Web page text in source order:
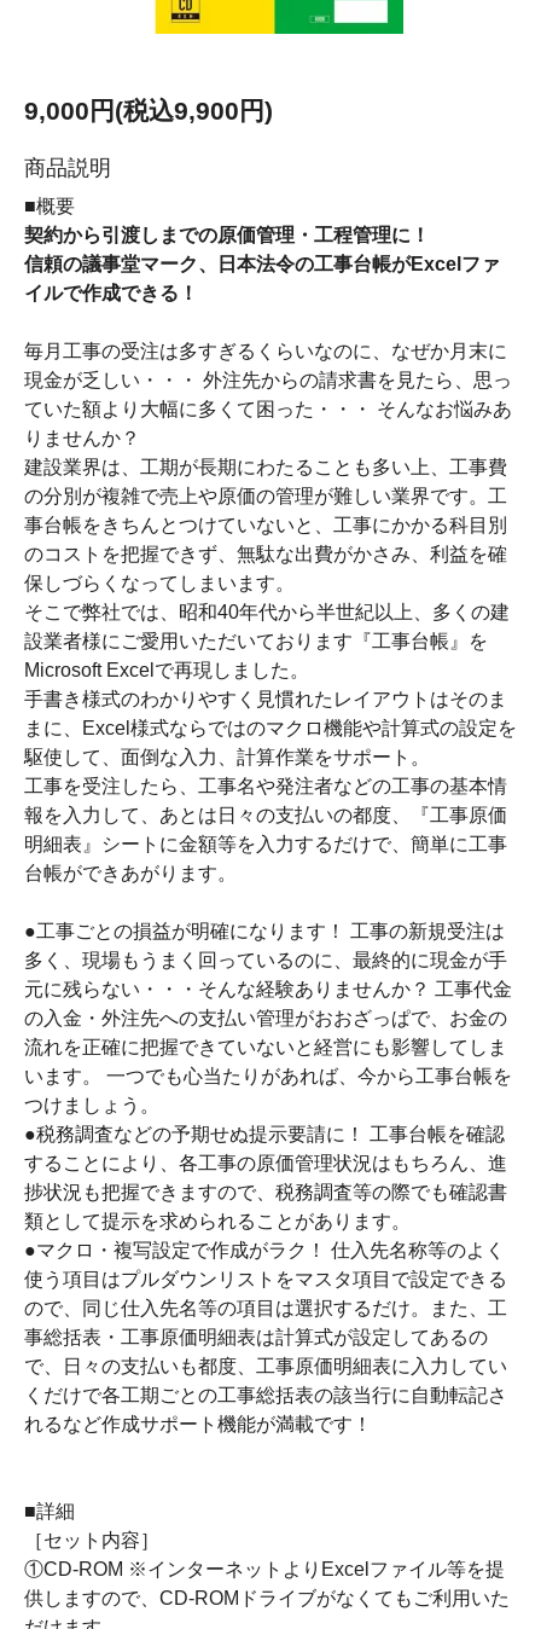
9,000円(税込9,900円)
商品説明
■概要
契約から引渡しまでの原価管理・工程管理に！
信頼の議事堂マーク、日本法令の工事台帳がExcelファ
イルで作成できる！
毎月工事の受注は多すぎるくらいなのに、なぜか月末に
現金が乏しい・・・ 外注先からの請求書を見たら、思っ
ていた額より大幅に多くて困った・・・ そんなお悩みあ
りませんか？
建設業界は、工期が長期にわたることも多い上、工事費
の分別が複雑で売上や原価の管理が難しい業界です。工
事台帳をきちんとつけていないと、工事にかかる科目別
のコストを把握できず、無駄な出費がかさみ、利益を確
保しづらくなってしまいます。
そこで弊社では、昭和40年代から半世紀以上、多くの建
設業者様にご愛用いただいております『工事台帳』を
Microsoft Excelで再現しました。
手書き様式のわかりやすく見慣れたレイアウトはそのま
まに、Excel様式ならではのマクロ機能や計算式の設定を
駆使して、面倒な入力、計算作業をサポート。
工事を受注したら、工事名や発注者などの工事の基本情
報を入力して、あとは日々の支払いの都度、『工事原価
明細表』シートに金額等を入力するだけで、簡単に工事
台帳ができあがります。
●工事ごとの損益が明確になります！ 工事の新規受注は
多く、現場もうまく回っているのに、最終的に現金が手
元に残らない・・・そんな経験ありませんか？ 工事代金
の入金・外注先への支払い管理がおおざっぱで、お金の
流れを正確に把握できていないと経営にも影響してしま
います。 一つでも心当たりがあれば、今から工事台帳を
つけましょう。
●税務調査などの予期せぬ提示要請に！ 工事台帳を確認
することにより、各工事の原価管理状況はもちろん、進
捗状況も把握できますので、税務調査等の際でも確認書
類として提示を求められることがあります。
●マクロ・複写設定で作成がラク！ 仕入先名称等のよく
使う項目はプルダウンリストをマスタ項目で設定できる
ので、同じ仕入先名等の項目は選択するだけ。また、工
事総括表・工事原価明細表は計算式が設定してあるの
で、日々の支払いも都度、工事原価明細表に入力してい
くだけで各工期ごとの工事総括表の該当行に自動転記さ
れるなど作成サポート機能が満載です！
■詳細
［セット内容］
①CD-ROM ※インターネットよりExcelファイル等を提
供しますので、CD-ROMドライブがなくてもご利用いた